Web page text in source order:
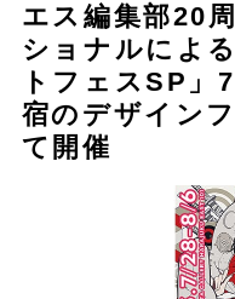
エス編集部20
ショナルによ
トフェスSP」
宿のデザイン
て開催